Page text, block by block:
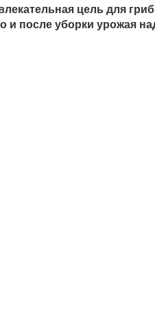
цель для
и после уборки урожая